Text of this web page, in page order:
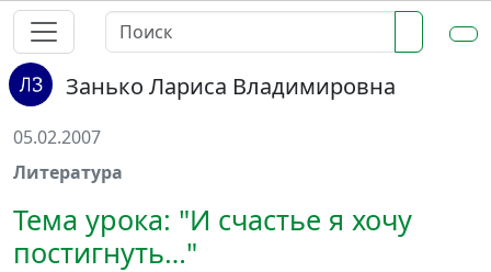
Занько Лариса Владимировна
05.02.2007
Литература
Тема урока: "И счастье я хочу
постигнуть…"